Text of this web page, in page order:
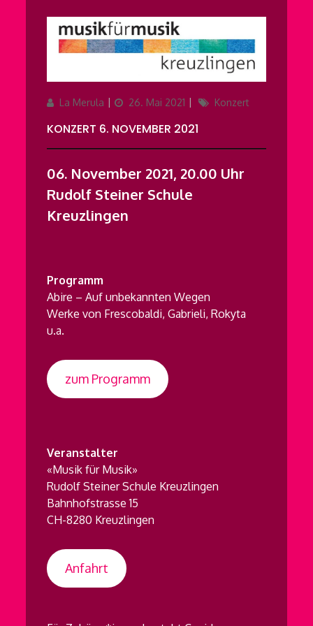
Author
La Merula
Updated
26. Mai 2021 Categories
Konzert
KONZERT 6. NOVEMBER 2021
06. November 2021, 20.00 Uhr
Rudolf Steiner Schule
Kreuzlingen
Programm
Abire – Auf unbekannten Wegen
Werke von Frescobaldi, Gabrieli, Rokyta
u.a.
zum Programm
Veranstalter
«Musik für Musik»
Rudolf Steiner Schule Kreuzlingen
Bahnhofstrasse 15
CH-8280 Kreuzlingen
Anfahrt